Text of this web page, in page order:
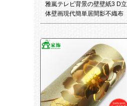
雅嵐テレビ背景の壁壁紙3 D立
体壁画現代簡単居間影不織布
壁紙5 D立体絹布/平方メトル